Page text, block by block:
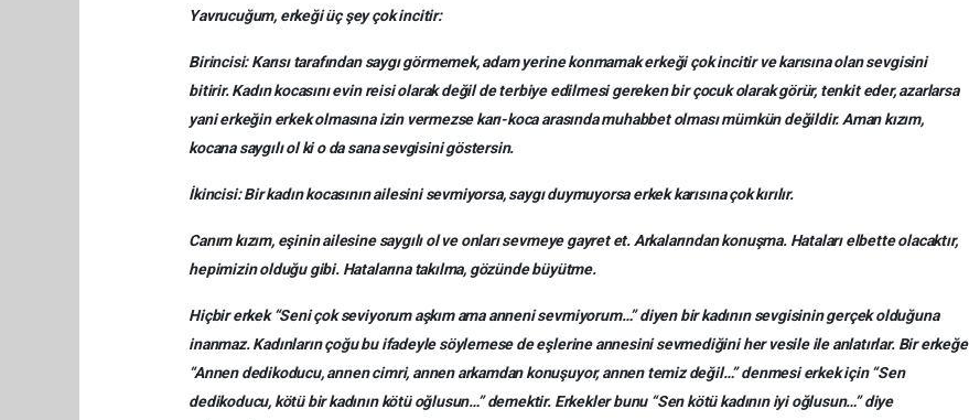
Yavrucuğum, erkeği üç şey çok incitir:
Birincisi: Karısı tarafından saygı görmemek, adam yerine konmamak erkeği çok incitir ve karısına olan sevgisini
bitirir. Kadın kocasını evin reisi olarak değil de terbiye edilmesi gereken bir çocuk olarak görür, tenkit eder, azarlarsa
yani erkeğin erkek olmasına izin vermezse karı-koca arasında muhabbet olması mümkün değildir. Aman kızım,
kocana saygılı ol ki o da sana sevgisini göstersin.
İkincisi: Bir kadın kocasının ailesini sevmiyorsa, saygı duymuyorsa erkek karısına çok kırılır.
Canım kızım, eşinin ailesine saygılı ol ve onları sevmeye gayret et. Arkalarından konuşma. Hataları elbette olacaktır,
hepimizin olduğu gibi. Hatalarına takılma, gözünde büyütme.
Hiçbir erkek “Seni çok seviyorum aşkım ama anneni sevmiyorum…” diyen bir kadının sevgisinin gerçek olduğuna
inanmaz. Kadınların çoğu bu ifadeyle söylemese de eşlerine annesini sevmediğini her vesile ile anlatırlar. Bir erkeğe
“Annen dedikoducu, annen cimri, annen arkamdan konuşuyor, annen temiz değil…” denmesi erkek için “Sen
dedikoducu, kötü bir kadının kötü oğlusun…” demektir. Erkekler bunu “Sen kötü kadının iyi oğlusun…” diye